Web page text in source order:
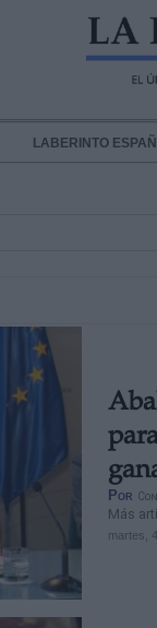
LABERINTO
Por
Más
martes,